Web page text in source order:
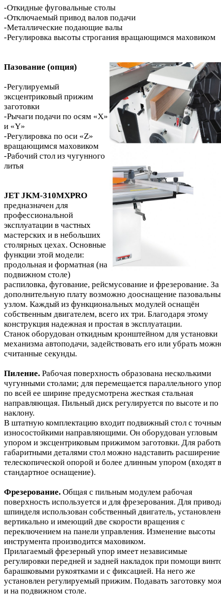
-Откидные фуговальные столы
-Отключаемый привод валов подачи
-Металлические подающие валы
-Регулировка высоты строгания вращающимся маховиком
Пазование (опция)
-Регулируемый
эксцентриковый прижим
заготовки
-Рычаги подачи по осям «X»
и «Y»
-Регулировка по оси «Z»
вращающимся маховиком
-Рабочий стол из чугунного
литья
JET JKM-310MXPRO
предназначен для
профессиональной
эксплуатации в частных
мастерских и в небольших
столярных цехах. Основные
функции этой модели:
продольная и форматная (на
подвижном столе)
распиловка, фугование, рейсмусование и фрезерование. За
дополнительную плату возможно дооснащение
узлом. Каждый из функциональных модулей оснащён
собственным двигателем, всего их три. Благодаря этому
конструкция надежная и простая в эксплуатации.
Станок оборудован откидным кронштейном для установки
механизма автоподачи, задействовать его или убрать
считанные секунды.
Пиление. Рабочая поверхность образована несколькими
чугунными столами; для перемещается параллельного
по всей ее ширине предусмотрена жесткая стальная
направляющая. Пильный диск регулируется по высоте и по
наклону.
В штатную комплектацию входит подвижный стол с
износостойкими направляющими. Он оборудован угловым
упором и эксцентриковым прижимом заготовки. Для
габаритными деталями стол можно надставить
телескопической опорой и более длинным упором (входят в
стандартное оснащение).
Фрезерование. Общая с пильным модулем рабочая
поверхность используется и для фрезерования. Для
шпинделя использован собственный двигатель,
вертикально и имеющий две скорости вращения с
переключением на панели управления. Изменение высоты
инструмента производится маховиком.
Прилагаемый фрезерный упор имеет независимые
регулировки передней и задней накладок при помощи
барашковыми рукоятками и с фиксацией. На него же
установлен регулируемый прижим. Подавать заготовку
и на подвижном столе.